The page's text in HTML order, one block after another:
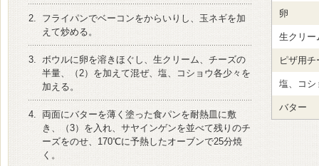
2.
フライパンでベーコンをからいりし、玉ネギを加
えて炒める。
3. ボウルに卵を溶きほぐし、生クリーム、チーズの
半量、（2）を加えて混ぜ、塩、コショウ各少々を
加える。
4. 両面にバターを薄く塗った食パンを耐熱皿に敷
き、（3）を入れ、サヤインゲンを並べて残りのチ
ーズをのせ、170℃に予熱したオーブンで25分焼
く。
卵
生クリー
ピザ用チ
塩、コシ
バター